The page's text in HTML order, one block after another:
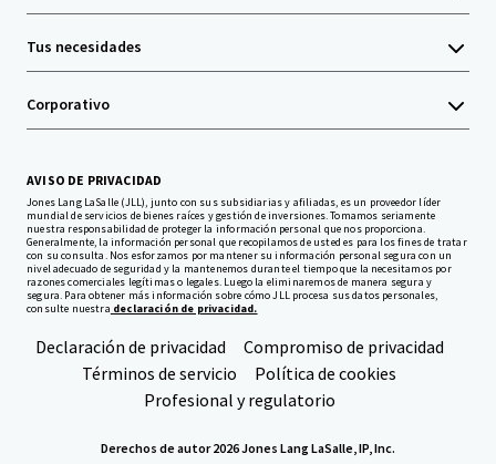
Tus necesidades
Corporativo
AVISO DE PRIVACIDAD
Jones Lang LaSalle (JLL), junto con sus subsidiarias y afiliadas, es un proveedor líder
mundial de servicios de bienes raíces y gestión de inversiones. Tomamos seriamente
nuestra responsabilidad de proteger la información personal que nos proporciona.
Generalmente, la información personal que recopilamos de usted es para los fines de tratar
con su consulta. Nos esforzamos por mantener su información personal segura con un
nivel adecuado de seguridad y la mantenemos durante el tiempo que la necesitamos por
razones comerciales legítimas o legales. Luego la eliminaremos de manera segura y
segura. Para obtener más información sobre cómo JLL procesa sus datos personales,
consulte nuestra declaración de privacidad.
Declaración de privacidad
Compromiso de privacidad
Términos de servicio
Política de cookies
Profesional y regulatorio
Derechos de autor 2026 Jones Lang LaSalle, IP, Inc.